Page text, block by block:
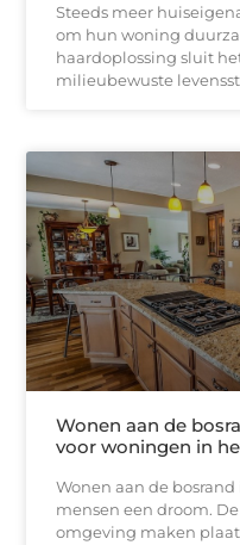
Steeds meer
om hun woning
haardoplossing sluit
milieubewuste
Wonen aan de
voor woningen in
Wonen aan de bosrand
mensen een droom.
omgeving maken